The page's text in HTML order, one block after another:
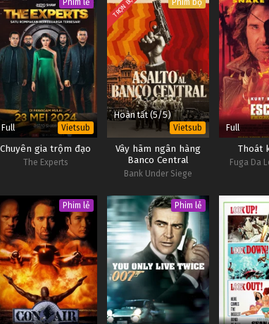
Full Vietsub
Chuyên gia trộm đạo
The Experts
TRỌN BỘ
Hoàn tất (5/5)
Vietsub
Vây hãm ngân hàng
Banco Central
Bank Under Siege
Full
Thoát
Fuga Da
Phim lẻ Phim lẻ